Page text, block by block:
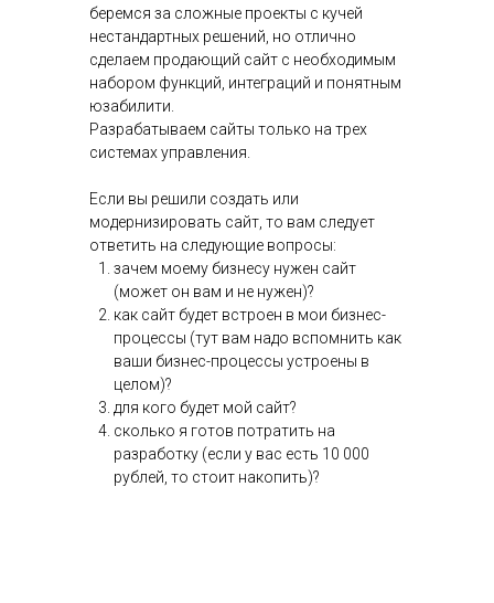
беремся за сложные проекты с кучей
нестандартных решений, но отлично
сделаем продающий сайт с необходимым
набором функций, интеграций и понятным
юзабилити.
Разрабатываем сайты только на трех
системах управления.
Если вы решили создать или
модернизировать сайт, то вам следует
ответить на следующие вопросы:
зачем моему бизнесу нужен сайт
(может он вам и не нужен)?
как сайт будет встроен в мои бизнес-
процессы (тут вам надо вспомнить как
ваши бизнес-процессы устроены в
целом)?
для кого будет мой сайт?
сколько я готов потратить на
разработку (если у вас есть 10 000
рублей, то стоит накопить)?